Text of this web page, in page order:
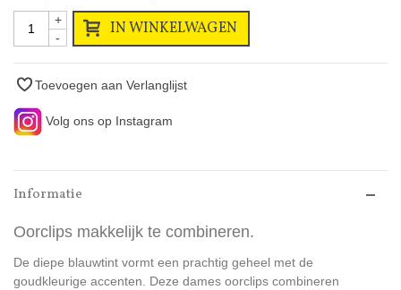
-
+ IN WINKELWAGEN
Toevoegen aan Verlanglijst
Volg ons op Instagram
Informatie
Oorclips makkelijk te combineren.
De diepe blauwtint vormt een prachtig geheel met de
goudkleurige accenten. Deze dames oorclips combineren